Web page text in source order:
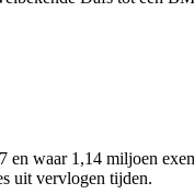
en waar 1,14 miljoen
uit vervlogen tijden.